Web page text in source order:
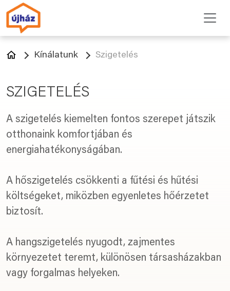
Kínálatunk Szigetelés
SZIGETELÉS
A szigetelés kiemelten fontos szerepet játszik
otthonaink komfortjában és
energiahatékonyságában.
A hőszigetelés csökkenti a fűtési és hűtési
költségeket, miközben egyenletes hőérzetet
biztosít.
A hangszigetelés nyugodt, zajmentes
környezetet teremt, különösen társasházakban
vagy forgalmas helyeken.